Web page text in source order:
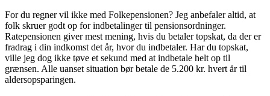
For du regner vil ikke med Folkepensionen? Jeg anbefaler altid, at
folk skruer godt op for indbetalinger til pensionsordninger.
Ratepensionen giver mest mening, hvis du betaler topskat, da der er
fradrag i din indkomst det år, hvor du indbetaler. Har du topskat,
ville jeg dog ikke tøve et sekund med at indbetale helt op til
grænsen. Alle uanset situation bør betale de 5.200 kr. hvert år til
aldersopsparingen.